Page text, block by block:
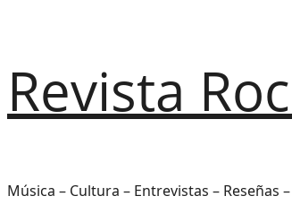
al
contenido
Revista
Música – Cultura – Entrevistas – Reseñas